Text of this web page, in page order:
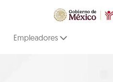
Empleadores